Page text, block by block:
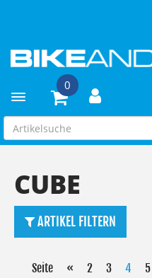
Toggle navigation
0
CUBE
ARTIKEL FILTERN
Seite « 2 3 4 5